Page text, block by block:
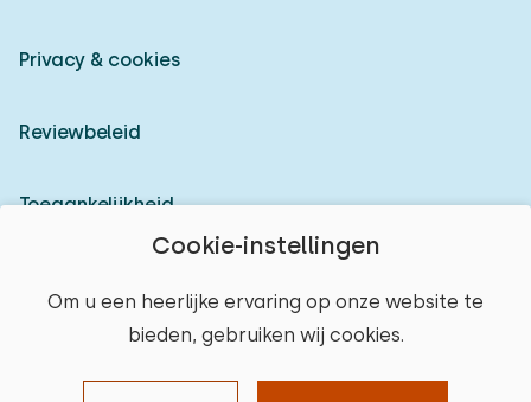
Cookie-instellingen
Om u een heerlijke ervaring op onze website te
bieden, gebruiken wij cookies.
Privacy & cookies
Reviewbeleid
Toegankelijkheid
© 2026 Heerlijke Huisjes (geregistreerd merk)